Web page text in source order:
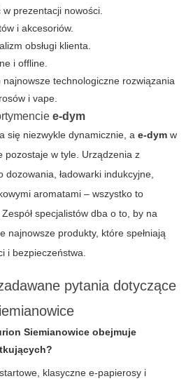
prezentacji nowości.
i akcesoriów.
obsługi klienta.
i offline.
najnowsze technologiczne rozwiązania
i vape.
e-dym
się niezwykle dynamicznie, a e-dym w
pozostaje w tyle. Urządzenia z
ładowarki indukcyjne,
aromatami – wszystko to
specjalistów dba o to, by na
najnowsze produkty, które spełniają
i bezpieczeństwa.
pytania dotyczące
Siemianowice obejmuje
klasyczne e-papierosy i